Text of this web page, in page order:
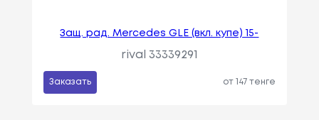
Защ. рад. Mercedes GLE (вкл. купе) 15-
rival 33339291
Заказать от 147 тенге